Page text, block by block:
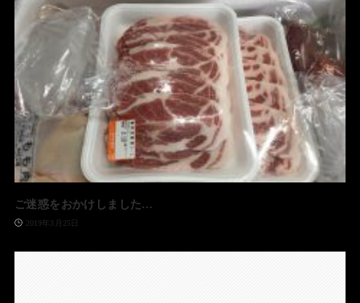
ご迷惑をおかけしました…
2019年3月25日